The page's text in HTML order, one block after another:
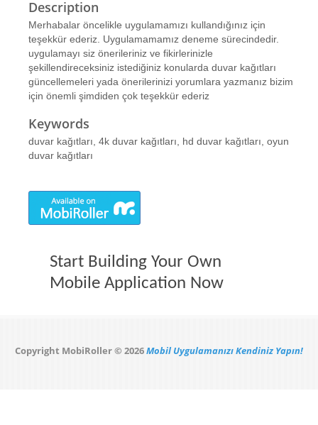
Description
Merhabalar öncelikle uygulamamızı kullandığınız için
teşekkür ederiz. Uygulamamamız deneme sürecindedir.
uygulamayı siz önerileriniz ve fikirlerinizle
şekillendireceksiniz istediğiniz konularda duvar kağıtları
güncellemeleri yada önerilerinizi yorumlara yazmanız bizim
için önemli şimdiden çok teşekkür ederiz
Keywords
duvar kağıtları, 4k duvar kağıtları, hd duvar kağıtları, oyun
duvar kağıtları
Start Building Your Own
Mobile Application Now
Copyright MobiRoller © 2026Mobil Uygulamanızı Kendiniz Yapın!